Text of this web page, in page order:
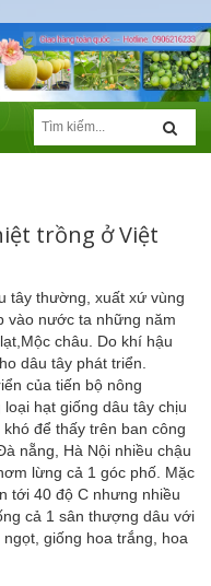
trồng ở Việt
tây thường, xuất xứ vùng
vào nước ta những năm
châu. Do khí hậu
dâu tây phát triển.
của tiến bộ nông
loại hạt giống dâu tây chịu
để thấy trên ban công
nẵng, Hà Nội nhiều chậu
lừng cả 1 góc phố. Mặc
tới 40 độ C nhưng nhiều
cả 1 sân thượng dâu với
giống hoa trắng, hoa